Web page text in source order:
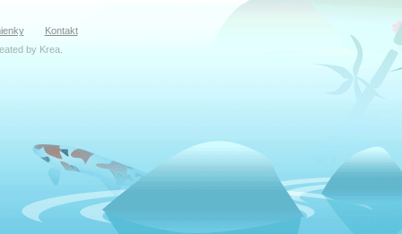
Vložka číslo: 18569/P
Máčiková
servis
Kontakt
by Krea.